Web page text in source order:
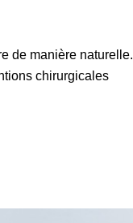
de manière naturelle.
chirurgicales